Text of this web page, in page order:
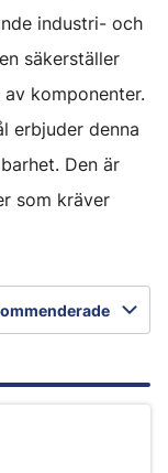
industri- och
säkerställer
komponenter.
erbjuder denna
Den är
som kräver